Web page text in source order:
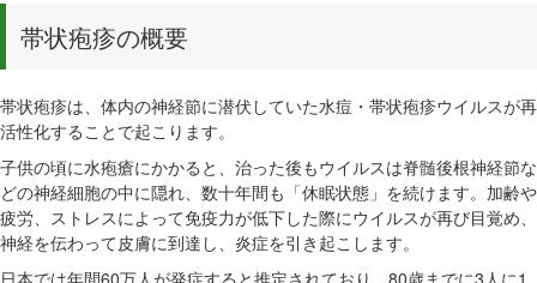
帯状疱疹の概要
帯状疱疹は、体内の神経節に潜伏していた水痘・帯状疱疹ウイルスが再
活性化することで起こります。
子供の頃に水疱瘡にかかると、治った後もウイルスは脊髄後根神経節な
どの神経細胞の中に隠れ、数十年間も「休眠状態」を続けます。加齢や
疲労、ストレスによって免疫力が低下した際にウイルスが再び目覚め、
神経を伝わって皮膚に到達し、炎症を引き起こします。
日本では年間60万人が発症すると推定されており、80歳までに3人に1